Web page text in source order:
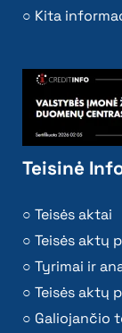
Kita
Teisinė
Teisės aktai
Teisės aktų
Tyrimai ir
Teisės aktų
Galiojančio